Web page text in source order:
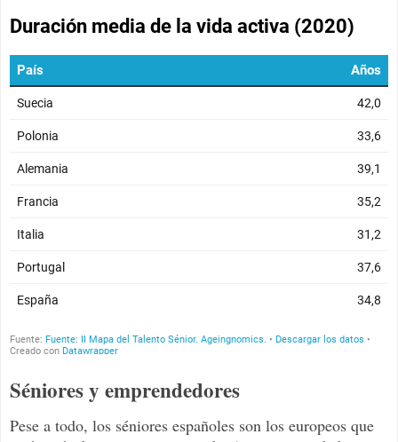
Séniores y emprendedores
Pese a todo, los séniores españoles son los europeos que